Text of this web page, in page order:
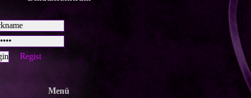
Regist
Menü